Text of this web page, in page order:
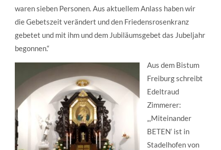
waren sieben Personen. Aus aktuellem Anlass haben wir
die Gebetszeit verändert und den Friedensrosenkranz
gebetet und mit ihm und dem Jubiläumsgebet das Jubeljahr
begonnen.“
Aus dem Bistum
Freiburg schreibt
Edeltraud
Zimmerer:
„‚Miteinander
BETEN‘ ist in
Stadelhofen von